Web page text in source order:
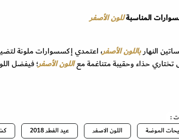
المناسبةللون الأصفر
النهارباللون الأصفر، اعتمدي إكسسوارات ملونة
تختاري حذاء وحقيبة متناغمة معاللون الأصفر؛ فيفضل
:
الموضة
اللون الاصفر عيد الفطر 2018